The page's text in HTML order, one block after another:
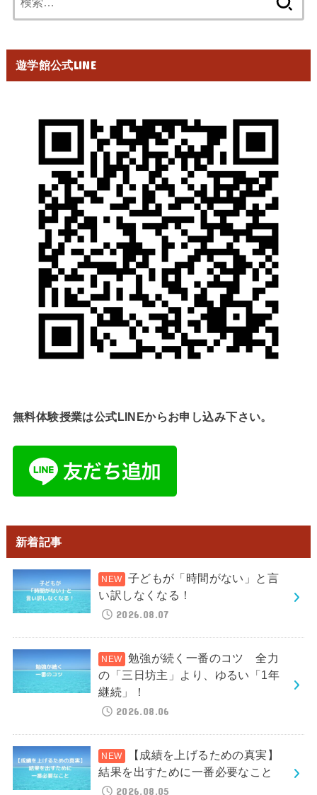
索:
遊学館公式LINE
無料体験授業は公式LINEからお申し込み下さい。
新着記事
子どもが「時間がない」と言
い訳しなくなる！
2026.08.07
勉強が続く一番のコツ 全力
の「三日坊主」より、ゆるい「1年
継続」！
2026.08.06
【成績を上げるための真実】
結果を出すために一番必要なこと
2026.08.05